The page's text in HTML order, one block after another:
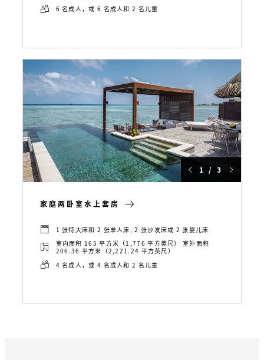
6 名成人，或 6 名成人和 2 名儿童
1 / 3
家庭两卧室水上套房
1 张特大床和 2 张单人床, 2 张沙发床或 2 张婴儿床
室内面积 165 平方米（1,776 平方英尺） 室外面积
206.36 平方米（2,221.24 平方英尺）
4 名成人，或 4 名成人和 2 名儿童